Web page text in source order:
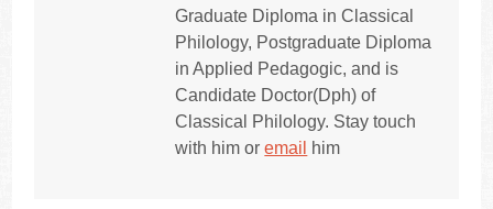
Graduate Diploma in Classical
Philology, Postgraduate Diploma
in Applied Pedagogic, and is
Candidate Doctor(Dph) of
Classical Philology. Stay touch
with him oremail him